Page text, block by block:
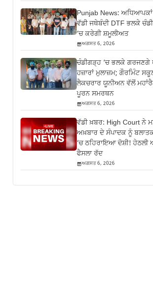
Punjab News:
ਵੱਡੀ ਜਥੇਬੰਦੀ DTF ਭਲਕੇ
‘ਚ ਕਰੇਗੀ ਸ਼ਮੂਲੀਅਤ
ਅਗਸਤ 6, 2026
ਚੰਡੀਗੜ੍ਹ ‘ਚ ਭਲਕੇ ਗਰਜਣਗੇ
ਹਜ਼ਾਰਾਂ ਮੁਲਾਜ਼ਮ; ਗੌਰਮਿੰਟ
ਲੈਕਚਰਾਰ ਯੂਨੀਅਨ ਵੱਲੋਂ
ਪੂਰਨ ਸਮਰਥਨ
ਅਗਸਤ 6, 2026
ਵੱਡੀ ਖ਼ਬਰ: High Court ਨੇ
ਅਖ਼ਬਾਰ ਦੇ ਸੰਪਾਦਕ ਨੂੰ
‘ਚ ਠਹਿਰਾਇਆ ਦੋਸ਼ੀ! ਹੇਠਲੀ
ਫੈਸਲਾ ਰੱਦ
ਅਗਸਤ 6, 2026